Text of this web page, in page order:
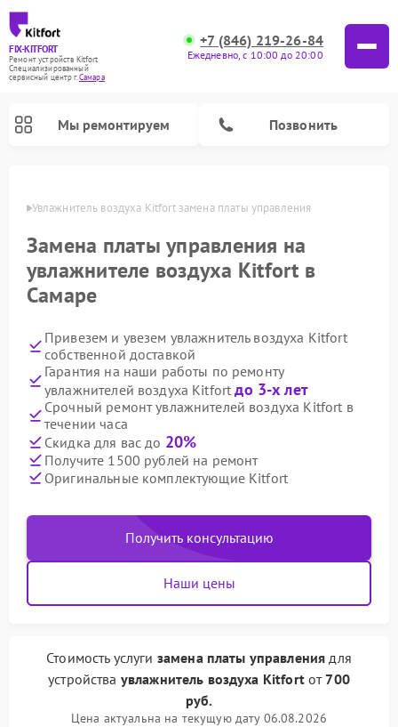
FIX-KITFORT
Ремонт устройств Kitfort
Специализированный
cервисный центр г.Самара
+7 (846) 219-26-84
Ежедневно, с 10:00 до 20:00
Мы ремонтируем Позвонить
Увлажнитель воздуха Kitfort замена платы управления
Замена платы управления на
увлажнителе воздуха Kitfort в
Самаре
Привезем и увезем увлажнитель воздуха Kitfort
собственной доставкой
Гарантия на наши работы по ремонту
увлажнителей воздуха Kitfortдо 3-х лет
Срочный ремонт увлажнителей воздуха Kitfort в
течении часа
Скидка для вас до 20%
Получите 1500 рублей на ремонт
Оригинальные комплектующие Kitfort
Получить консультацию
Наши цены
Стоимость услуги замена платы управления для
устройства увлажнитель воздуха Kitfortот 700
руб.
Цена актуальна на текущую дату 06.08.2026